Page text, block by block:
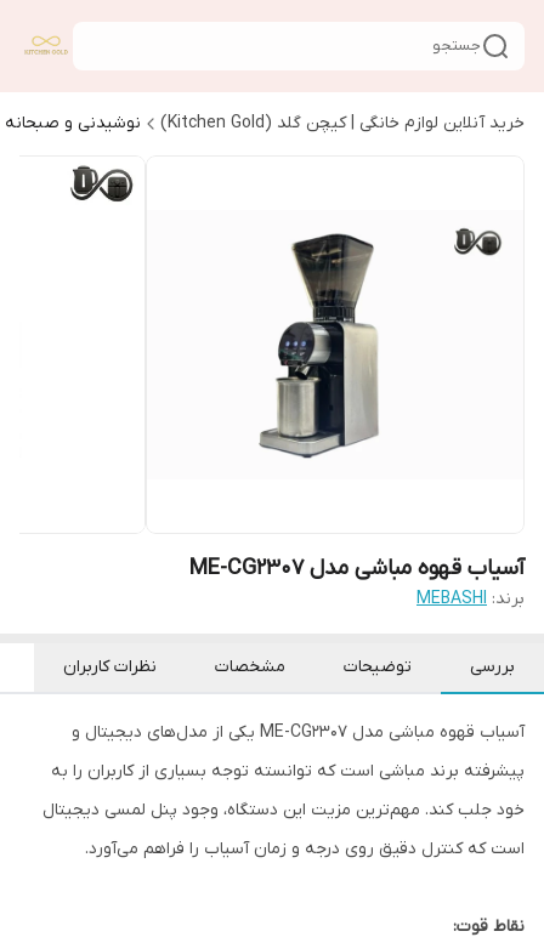
جستجو
خرید آنلاین لوازم خانگی | کیچن گلد (Kitchen Gold) نوشیدنی و صبحانه
آسیاب قهوه مباشی مدل ME-CG2307
برند: MEBASHI
بررسی توضیحات مشخصات نظرات کاربران
آسیاب قهوه مباشی مدل ME-CG2307 یکی از مدل‌های دیجیتال و
پیشرفته برند مباشی است که توانسته توجه بسیاری از کاربران را به
خود جلب کند. مهم‌ترین مزیت این دستگاه، وجود پنل لمسی دیجیتال
است که کنترل دقیق روی درجه و زمان آسیاب را فراهم می‌آورد.
نقاط قوت: